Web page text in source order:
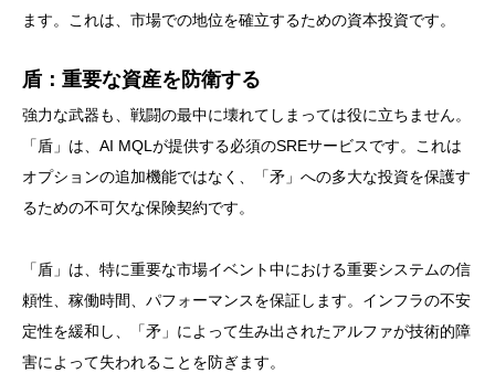
ます。これは、市場での地位を確立するための資本投資です。
盾：重要な資産を防衛する
強力な武器も、戦闘の最中に壊れてしまっては役に立ちません。
「盾」は、AI MQLが提供する必須のSREサービスです。これは
オプションの追加機能ではなく、「矛」への多大な投資を保護す
るための不可欠な保険契約です。
「盾」は、特に重要な市場イベント中における重要システムの信
頼性、稼働時間、パフォーマンスを保証します。インフラの不安
定性を緩和し、「矛」によって生み出されたアルファが技術的障
害によって失われることを防ぎます。